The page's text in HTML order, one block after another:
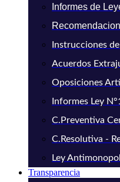
Informes de
Instrucciones
Acuerdos
Oposiciones
Informes Ley
C.Preventiva
C.Resolutiva -
Ley
Transparencia